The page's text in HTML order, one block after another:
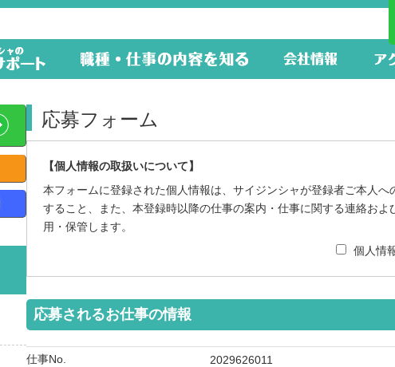
応募フォーム
【個人情報の取扱いについて】
本フォームに登録された個人情報は、サイジンシャが登録者ご本人
すること、また、本登録時以降の仕事の案内・仕事に関する連絡お
用・保管します。
個人情
応募されるお仕事の情報
仕事No.
2029626011